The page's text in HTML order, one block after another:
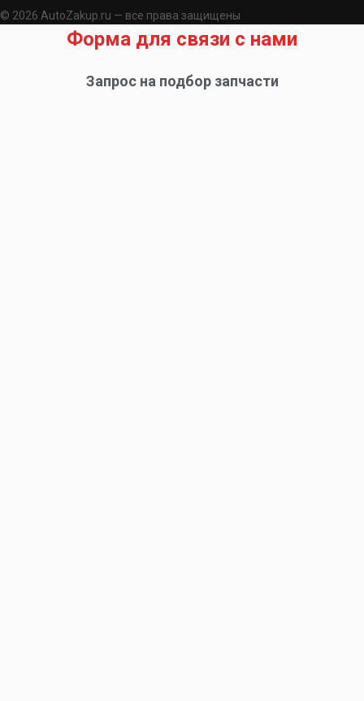
© 2026 AutoZakup.ru — все права защищены
Форма для связи с нами
Запрос на подбор запчасти